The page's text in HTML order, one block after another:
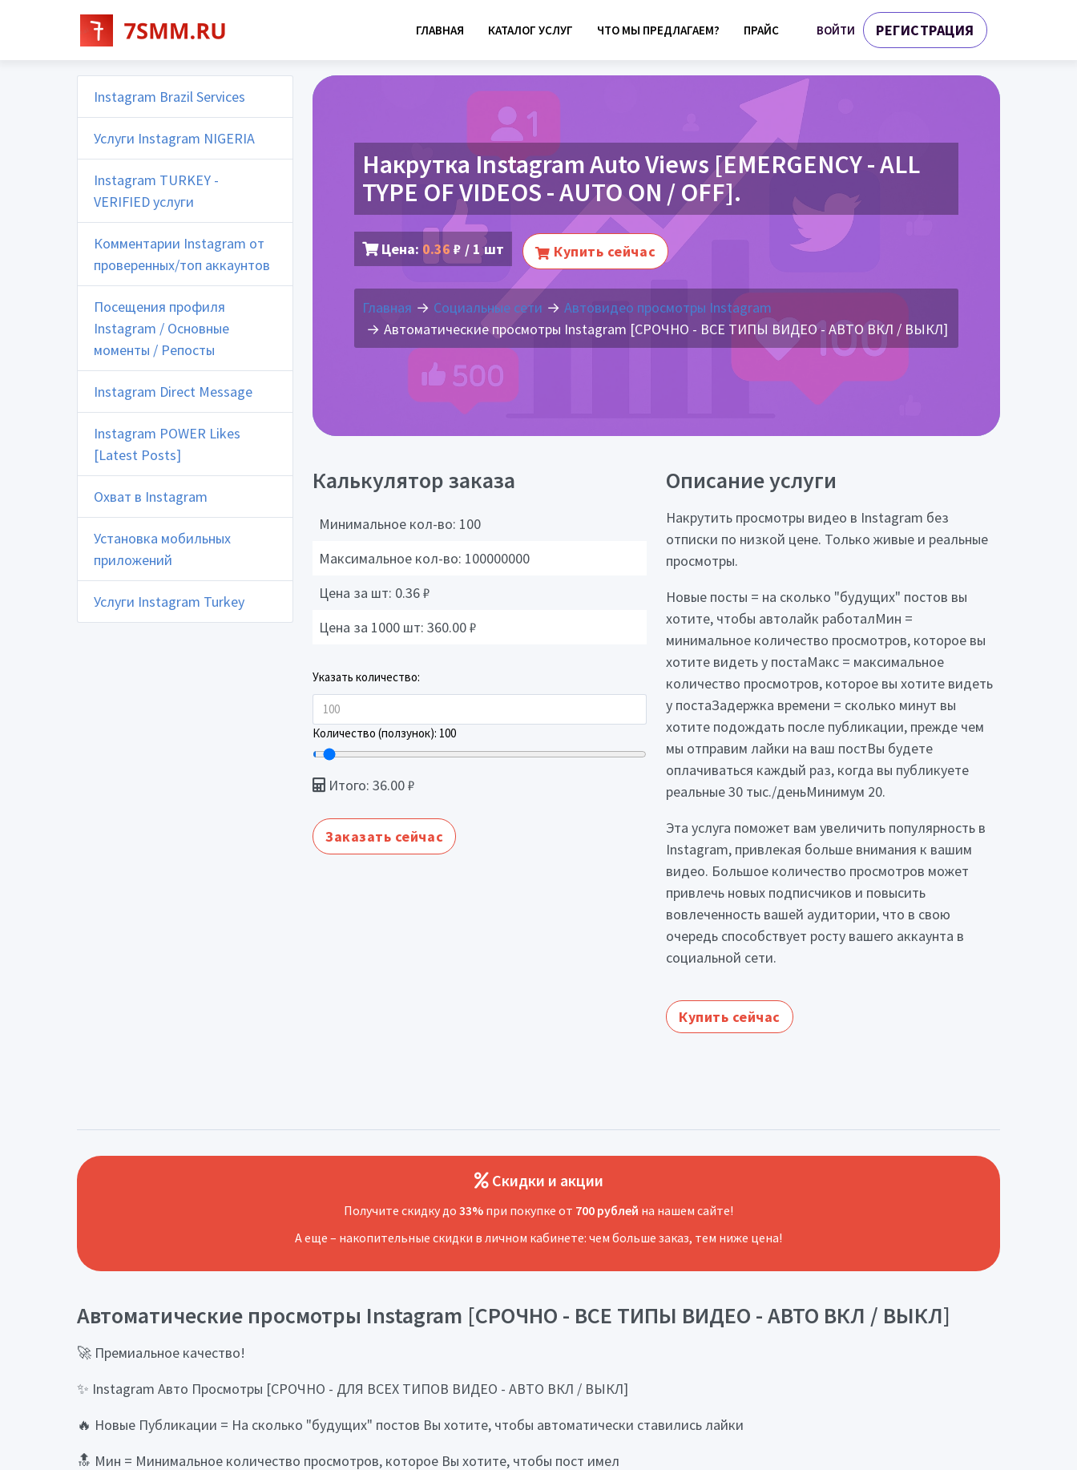
ГЛАВНАЯ КАТАЛОГ УСЛУГ ЧТО МЫ ПРЕДЛАГАЕМ? ПРАЙС ВОЙТИ РЕГИСТРАЦИЯ
Instagram Brazil Services
Услуги Instagram NIGERIA
Instagram TURKEY -
VERIFIED услуги
Комментарии Instagram от
проверенных/топ аккаунтов
Посещения профиля
Instagram / Основные
моменты / Репосты
Instagram Direct Message
Instagram POWER Likes
[Latest Posts]
Охват в Instagram
Установка мобильных
приложений
Услуги Instagram Turkey
Накрутка Instagram Auto Views [EMERGENCY - ALL
TYPE OF VIDEOS - AUTO ON / OFF].
Цена: 0.36 ₽ / 1 шт Купить сейчас
Главная Социальные сети
Автовидео просмотры Instagram
Автоматические просмотры Instagram [СРОЧНО - ВСЕ ТИПЫ ВИДЕО - АВТО ВКЛ / ВЫКЛ]
Калькулятор заказа
Минимальное кол-во: 100
Максимальное кол-во: 100000000
Цена за шт: 0.36₽
Цена за 1000 шт: 360.00₽
Указать количество:
Количество (ползунок): 100
Итого: 36.00₽
Заказать сейчас
Описание услуги
Накрутить просмотры видео в Instagram без
отписки по низкой цене. Только живые и реальные
просмотры.
Новые посты = на сколько "будущих" постов вы
хотите, чтобы автолайк работалМин =
минимальное количество просмотров, которое вы
хотите видеть у постаМакс = максимальное
количество просмотров, которое вы хотите видеть
у постаЗадержка времени = сколько минут вы
хотите подождать после публикации, прежде чем
мы отправим лайки на ваш постВы будете
оплачиваться каждый раз, когда вы публикуете
реальные 30 тыс./деньМинимум 20.
Эта услуга поможет вам увеличить популярность в
Instagram, привлекая больше внимания к вашим
видео. Большое количество просмотров может
привлечь новых подписчиков и повысить
вовлеченность вашей аудитории, что в свою
очередь способствует росту вашего аккаунта в
социальной сети.
Купить сейчас
Скидки и акции
Получите скидку до 33% при покупке от 700 рублей на нашем сайте!
А еще – накопительные скидки в личном кабинете: чем больше заказ, тем ниже цена!
Автоматические просмотры Instagram [СРОЧНО - ВСЕ ТИПЫ ВИДЕО - АВТО ВКЛ / ВЫКЛ]
🚀 Премиальное качество!
✨ Instagram Авто Просмотры [СРОЧНО - ДЛЯ ВСЕХ ТИПОВ ВИДЕО - АВТО ВКЛ / ВЫКЛ]
🔥 Новые Публикации = На сколько "будущих" постов Вы хотите, чтобы автоматически ставились лайки
🔝 Мин = Минимальное количество просмотров, которое Вы хотите, чтобы пост имел